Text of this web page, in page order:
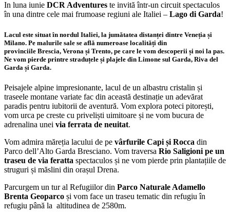
In luna iunie DCR Adventures te invită într-un circuit spectaculos
în una dintre cele mai frumoase regiuni ale Italiei – Lago di Garda!
Lacul este situat în nordul Italiei, la jumătatea distanței dintre Veneția și
Milano. Pe malurile sale se află numeroase localități din
provinciile Brescia, Verona și Trento, pe care le vom descoperii și noi la pas.
Ne vom pierde printre straduțele și plajele din Limone sul Garda, Riva del
Garda și Garda.
Peisajele alpine impresionante, lacul de un albastru cristalin și
traseele montane variate fac din această destinație un adevărat
paradis pentru iubitorii de aventură. Vom explora poteci pitorești,
vom urca pe creste cu priveliști uimitoare și ne vom bucura de
adrenalina unei via ferrata de neuitat.
Vom admira măreția lacului de pe vârfurile Capi și Rocca din
Parco dell’Alto Garda Bresciano. Vom traversa Rio Saligioni pe un
traseu de via feratta spectaculos și ne vom pierde prin plantațiile de
struguri și măslini din orașul Drena.
Parcurgem un tur al Refugiilor din Parco Naturale Adamello
Brenta Geoparco și vom face un traseu tematic din refugiu în
refugiu până la altitudinea de 2580m.